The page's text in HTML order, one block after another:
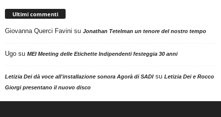
Ultimi commenti
Giovanna Querci Favini su Jonathan Tetelman un tenore del nostro tempo
Ugo su MEI Meeting delle Etichette Indipendenti festeggia 30 anni
Letizia Dei dà voce all'installazione sonora Agorà di SADIsu Letizia Dei e Rocco
Giorgi presentano il nuovo disco